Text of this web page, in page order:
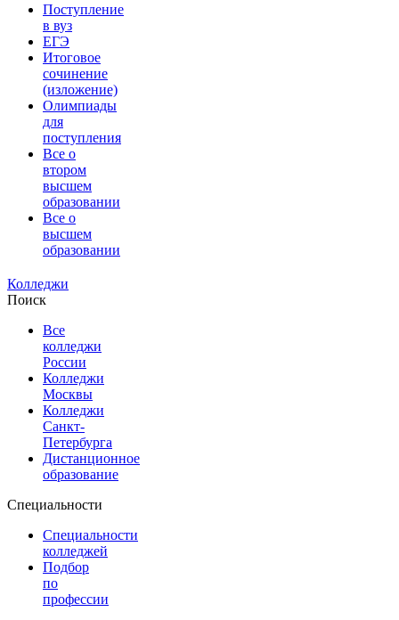
Поступление
в вуз
ЕГЭ
Итоговое
сочинение
(изложение)
Олимпиады
для
поступления
Все о
втором
высшем
образовании
Все о
высшем
образовании
Колледжи
Поиск
Все
колледжи
России
Колледжи
Москвы
Колледжи
Санкт-
Петербурга
Дистанционное
образование
Специальности
Специальности
колледжей
Подбор
по
профессии